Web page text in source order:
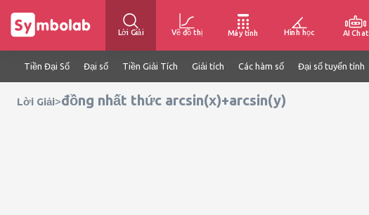
Lời Giải Vẽ đồ thị Máy tính Hình học AI Chat
Tiền Đại Số Đại số Tiền Giải Tích Giải tích Các hàm số Đại số tuyến tính
Lời Giải>đồng nhất thức arcsin(x)+arcsin(y)